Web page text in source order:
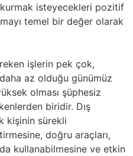
isteyecekleri pozitif
temel bir değer olarak
işlerin pek çok,
az olduğu günümüz
olması şüphesiz
biridir. Dış
kişinin sürekli
doğru araçları,
kullanabilmesine ve etkin